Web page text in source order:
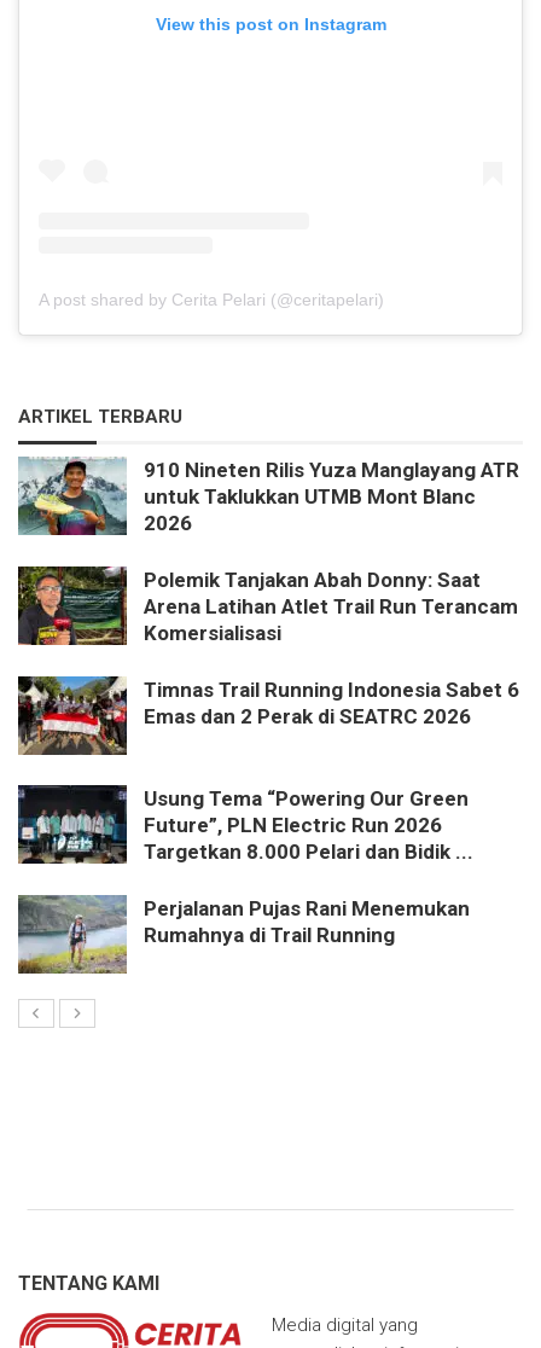
View this post on Instagram
A post shared by Cerita Pelari (@ceritapelari)
ARTIKEL TERBARU
910 Nineten Rilis Yuza Manglayang ATR
untuk Taklukkan UTMB Mont Blanc
2026
Polemik Tanjakan Abah Donny: Saat
Arena Latihan Atlet Trail Run Terancam
Komersialisasi
Timnas Trail Running Indonesia Sabet 6
Emas dan 2 Perak di SEATRC 2026
Usung Tema “Powering Our Green
Future”, PLN Electric Run 2026
Targetkan 8.000 Pelari dan Bidik ...
Perjalanan Pujas Rani Menemukan
Rumahnya di Trail Running
TENTANG KAMI
Media digital yang